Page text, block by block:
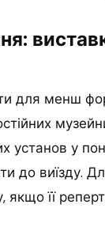
для менш
установ у
до виїзду.
якщо її